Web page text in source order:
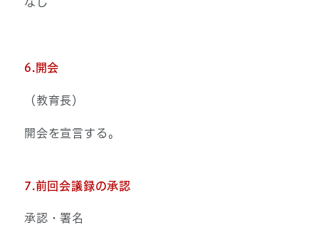
6.開会
（教育長）
開会を宣言する。
7.前回会議録の承認
承認・署名